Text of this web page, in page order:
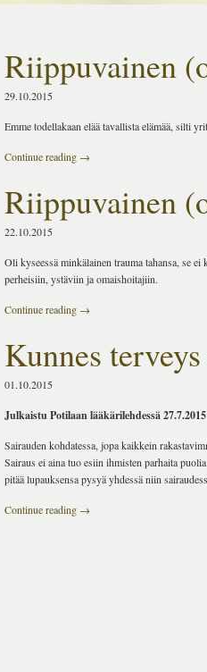
Riippuvainen
29.10.2015
Emme todellakaan elää tavallista elämää, silti
Continue reading →
Riippuvainen
22.10.2015
Oli kyseessä minkälainen trauma tahansa, se
perheisiin, ystäviin ja omaishoitajiin.
Continue reading →
Kunnes
01.10.2015
Julkaistu Potilaan lääkärilehdessä 27.7.2015
Sairauden kohdatessa, jopa kaikkein
Sairaus ei aina tuo esiin ihmisten parhaita
pitää lupauksensa pysyä yhdessä niin
Continue reading →